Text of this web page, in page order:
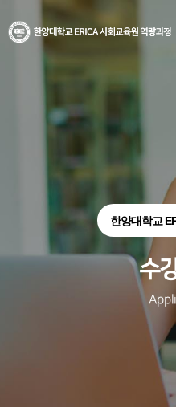
ERICA
사회교육원
역량과정
한양대학교
수